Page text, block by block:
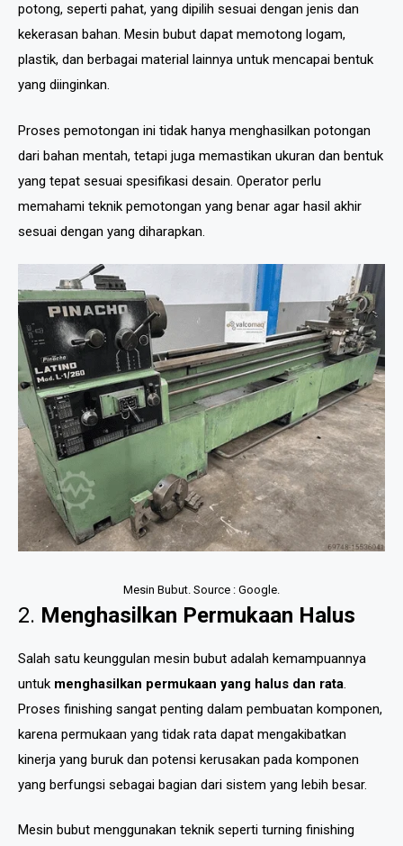
potong, seperti pahat, yang dipilih sesuai dengan jenis dan
kekerasan bahan. Mesin bubut dapat memotong logam,
plastik, dan berbagai material lainnya untuk mencapai bentuk
yang diinginkan.
Proses pemotongan ini tidak hanya menghasilkan potongan
dari bahan mentah, tetapi juga memastikan ukuran dan bentuk
yang tepat sesuai spesifikasi desain. Operator perlu
memahami teknik pemotongan yang benar agar hasil akhir
sesuai dengan yang diharapkan.
Mesin Bubut. Source : Google.
2. Menghasilkan Permukaan Halus
Salah satu keunggulan mesin bubut adalah kemampuannya
untuk menghasilkan permukaan yang halus dan rata.
Proses finishing sangat penting dalam pembuatan komponen,
karena permukaan yang tidak rata dapat mengakibatkan
kinerja yang buruk dan potensi kerusakan pada komponen
yang berfungsi sebagai bagian dari sistem yang lebih besar.
Mesin bubut menggunakan teknik seperti turning finishing